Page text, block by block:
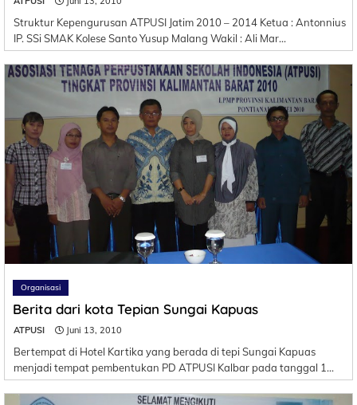
Struktur Kepengurusan ATPUSI Jatim 2010 – 2014 Ketua : Antonnius
IP. SSi SMAK Kolese Santo Yusup Malang Wakil : Ali Mar…
Organisasi
Berita dari kota Tepian Sungai Kapuas
ATPUSI Juni 13, 2010
Bertempat di Hotel Kartika yang berada di tepi Sungai Kapuas
menjadi tempat pembentukan PD ATPUSI Kalbar pada tanggal 1…